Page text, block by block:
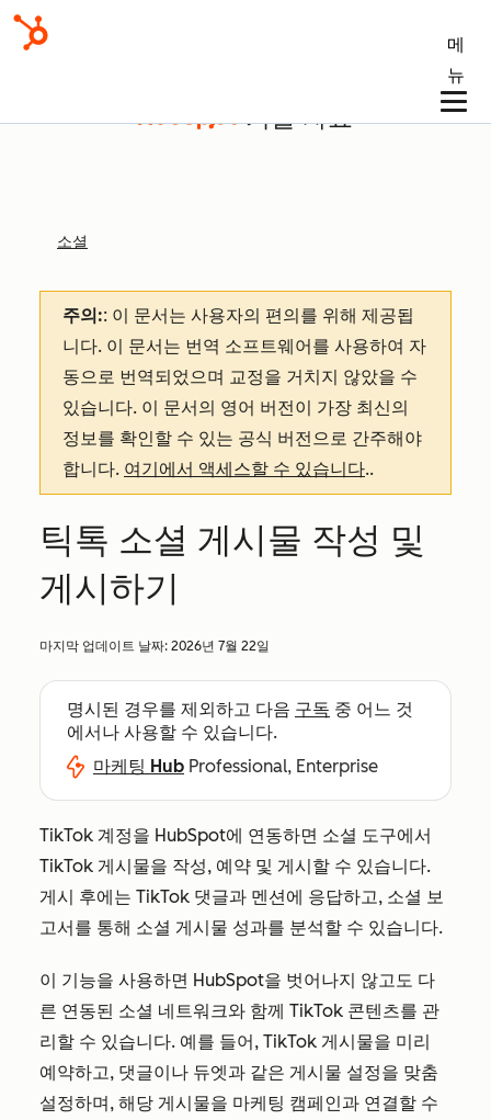
메
뉴
기술 자료
소셜
주의:: 이 문서는 사용자의 편의를 위해 제공됩
니다. 이 문서는 번역 소프트웨어를 사용하여 자
동으로 번역되었으며 교정을 거치지 않았을 수
있습니다. 이 문서의 영어 버전이 가장 최신의
정보를 확인할 수 있는 공식 버전으로 간주해야
합니다. 여기에서 액세스할 수 있습니다..
틱톡 소셜 게시물 작성 및
게시하기
마지막 업데이트 날짜: 2026년 7월 22일
명시된 경우를 제외하고 다음 구독 중 어느 것
에서나 사용할 수 있습니다.
마케팅 Hub Professional, Enterprise
TikTok 계정을 HubSpot에 연동하면 소셜 도구에서
TikTok 게시물을 작성, 예약 및 게시할 수 있습니다.
게시 후에는 TikTok 댓글과 멘션에 응답하고, 소셜 보
고서를 통해 소셜 게시물 성과를 분석할 수 있습니다.
이 기능을 사용하면 HubSpot을 벗어나지 않고도 다
른 연동된 소셜 네트워크와 함께 TikTok 콘텐츠를 관
리할 수 있습니다. 예를 들어, TikTok 게시물을 미리
예약하고, 댓글이나 듀엣과 같은 게시물 설정을 맞춤
설정하며, 해당 게시물을 마케팅 캠페인과 연결할 수